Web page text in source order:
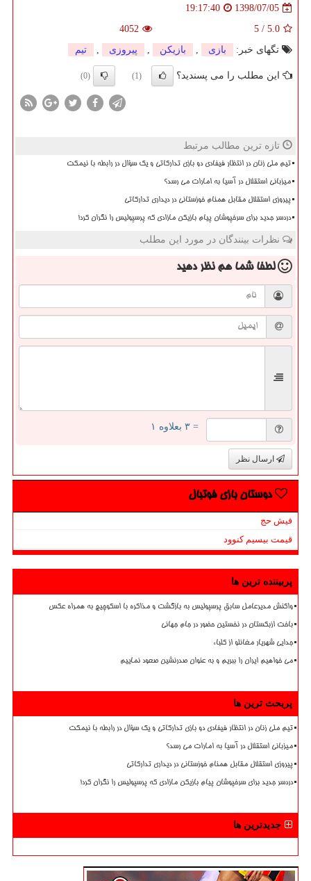
1398/07/05
19:17:40
5.0
/
5
4052
تگهای خبر:
بازی , بازیكن , پیروزی , تیم
این مطلب را می پسندید؟ (1)
(0)
تازه ترین مطالب مرتبط
تیم ملی زنان در انتظار فیفادی دو بازی تدارکاتی و یک سؤال در رابطه با نیمکت
میزبانی استقلال در آسیا به امارات می رسد؟
پیروزی استقلال مقابل همنام خوزستانی در دیداری تدارکاتی
دردسر جدید برای سرخپوشان پیام بازیکن مازادی که پرسپولیس را نگران کرد!
نظرات بینندگان در مورد این مطلب
لطفا شما همنظر دهید
= ۳ بعلاوه ۱
ارسال نظر
دوستان بازی فوتبال
فیش حج
قیمت بیسیم کنوود
پربیننده ترین ها
واکنش مدیرعامل سابق پرسپولیس به بازگشت و مذاکره با اسکوچیچ به همراه عکس
باخت ازبکستان در نخستین حضور در جام جهانی
جدایی شهریار مغانلو از کلباء
می خواهیم ایران را ببریم و به عنوان صدرنشین صعود نماییم
پربحث ترین ها
تیم ملی زنان در انتظار فیفادی دو بازی تدارکاتی و یک سؤال در رابطه با نیمکت
میزبانی استقلال در آسیا به امارات می رسد؟
پیروزی استقلال مقابل همنام خوزستانی در دیداری تدارکاتی
دردسر جدید برای سرخپوشان پیام بازیکن مازادی که پرسپولیس را نگران کرد!
جدیدترین ها